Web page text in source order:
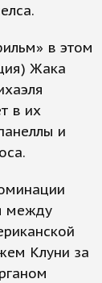
в этом
Жака
в их
и
между
Клуни за